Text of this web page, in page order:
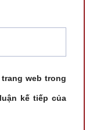
web trong
kế tiếp của